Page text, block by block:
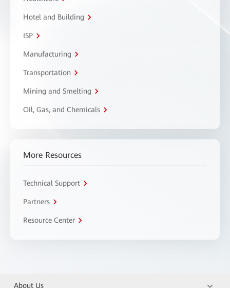
Hotel and Building
ISP
Manufacturing
Transportation
Mining and Smelting
Oil, Gas, and Chemicals
More Resources
Technical Support
Partners
Resource Center
About Us